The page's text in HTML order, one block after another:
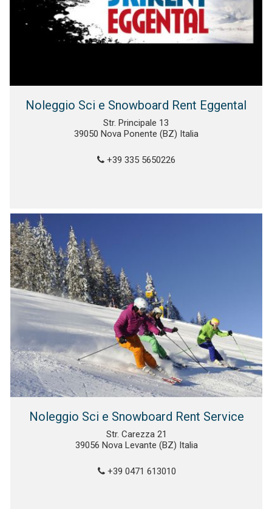
Noleggio Sci e Snowboard Rent Eggental
Str. Principale 13
39050 Nova Ponente (BZ) Italia
+39 335 5650226
Noleggio Sci e Snowboard Rent Service
Str. Carezza 21
39056 Nova Levante (BZ) Italia
+39 0471 613010